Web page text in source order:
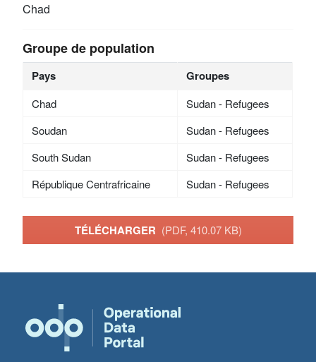
Chad
Groupe de population
Pays Groupes
Chad
Sudan - Refugees
Soudan
Sudan - Refugees
South Sudan
Sudan - Refugees
République Centrafricaine
Sudan - Refugees
TÉLÉCHARGER (PDF, 410.07 KB)